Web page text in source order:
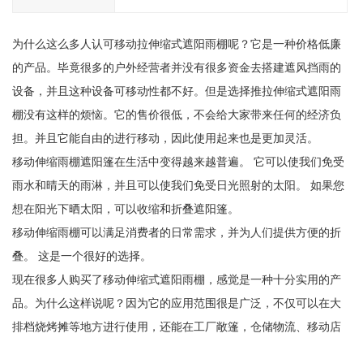
为什么这么多人认可移动拉伸缩式遮阳雨棚呢？它是一种价格低廉
的产品。毕竟很多的户外经营者并没有很多资金去搭建遮风挡雨的
设备，并且这种设备可移动性都不好。但是选择推拉伸缩式遮阳雨
棚没有这样的烦恼。它的售价很低，不会给大家带来任何的经济负
担。并且它能自由的进行移动，因此使用起来也是更加灵活。
移动伸缩雨棚遮阳篷在生活中变得越来越普遍。 它可以使我们免受
雨水和晴天的雨淋，并且可以使我们免受日光照射的太阳。 如果您
想在阳光下晒太阳，可以收缩和折叠遮阳篷。
移动伸缩雨棚可以满足消费者的日常需求，并为人们提供方便的折
叠。 这是一个很好的选择。
现在很多人购买了移动伸缩式遮阳雨棚，感觉是一种十分实用的产
品。为什么这样说呢？因为它的应用范围很是广泛，不仅可以在大
排档烧烤摊等地方进行使用，还能在工厂敞篷，仓储物流、移动店